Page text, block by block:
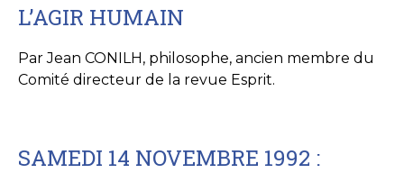
L’AGIR HUMAIN
Par Jean CONILH, philosophe, ancien membre du
Comité directeur de la revue Esprit.
SAMEDI 14 NOVEMBRE 1992 :